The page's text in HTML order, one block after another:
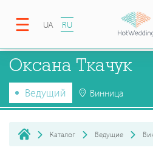
UA RU
Оксана Ткачук
Ведущий Винница
Каталог Ведущие